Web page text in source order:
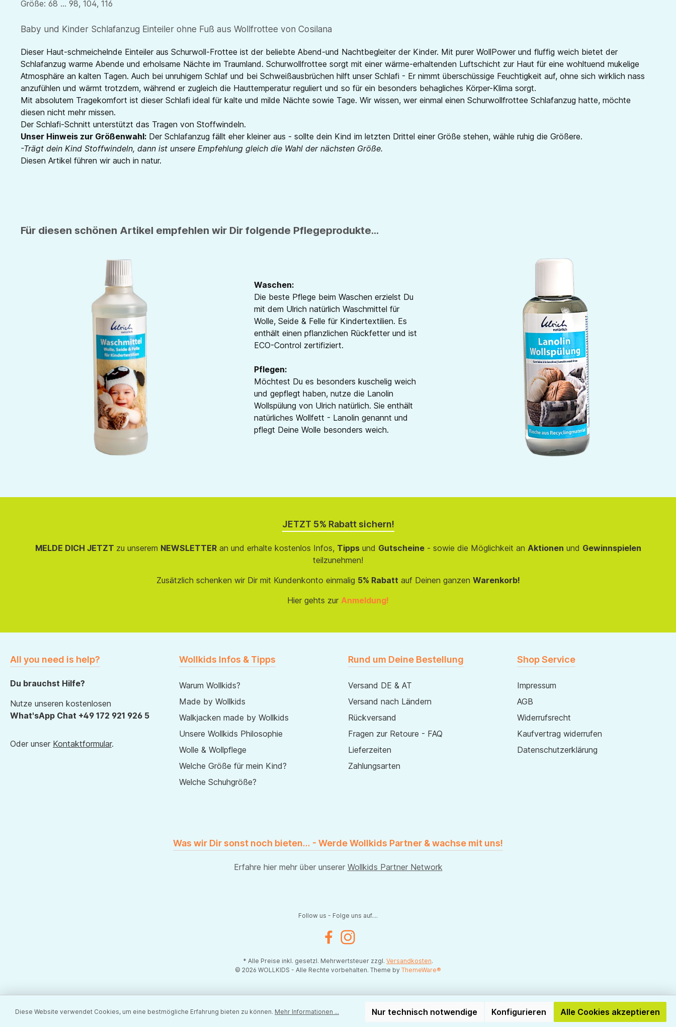
Größe: 68 ... 98, 104, 116
Baby und Kinder Schlafanzug Einteiler ohne Fuß aus Wollfrottee von Cosilana
Dieser Haut-schmeichelnde Einteiler aus Schurwoll-Frottee ist der beliebte Abend-und Nachtbegleiter der Kinder. Mit purer WollPower und fluffig weich bietet der
Schlafanzug warme Abende und erholsame Nächte im Traumland. Schurwollfrottee sorgt mit einer wärme-erhaltenden Luftschicht zur Haut für eine wohltuend mukelige
Atmosphäre an kalten Tagen. Auch bei unruhigem Schlaf und bei Schweißausbrüchen hilft unser Schlafi - Er nimmt überschüssige Feuchtigkeit auf, ohne sich wirklich nass
anzufühlen und wärmt trotzdem, während er zugleich die Hauttemperatur reguliert und so für ein besonders behagliches Körper-Klima sorgt.
Mit absolutem Tragekomfort ist dieser Schlafi ideal für kalte und milde Nächte sowie Tage. Wir wissen, wer einmal einen Schurwollfrottee Schlafanzug hatte, möchte
diesen nicht mehr missen.
Der Schlafi-Schnitt unterstützt das Tragen von Stoffwindeln.
Unser Hinweis zur Größenwahl: Der Schlafanzug fällt eher kleiner aus - sollte dein Kind im letzten Drittel einer Größe stehen, wähle ruhig die Größere.
-Trägt dein Kind Stoffwindeln, dann ist unsere Empfehlung gleich die Wahl der nächsten Größe.
Diesen Artikel führen wir auch in natur.
Für diesen schönen Artikel empfehlen wir Dir folgende Pflegeprodukte...
Waschen:
Die beste Pflege beim Waschen erzielst Du
mit dem Ulrich natürlich Waschmittel für
Wolle, Seide & Felle für Kindertextilien. Es
enthält einen pflanzlichen Rückfetter und ist
ECO-Control zertifiziert.
Pflegen:
Möchtest Du es besonders kuschelig weich
und gepflegt haben, nutze die Lanolin
Wollspülung von Ulrich natürlich. Sie enthält
natürliches Wollfett - Lanolin genannt und
pflegt Deine Wolle besonders weich.
JETZT 5% Rabatt sichern!
MELDE DICH JETZT zu unserem NEWSLETTERan und erhalte kostenlos Infos, Tippsund Gutscheine- sowie die Möglichkeit an Aktionen und Gewinnspielen
teilzunehmen!
Zusätzlich schenken wir Dir mit Kundenkonto einmalig 5% Rabatt auf Deinen ganzen Warenkorb!
Hier gehts zur Anmeldung!
All you need is help?
Du brauchst Hilfe?
Nutze unseren kostenlosen
What'sApp Chat +49 172 921 926 5
Oder unser Kontaktformular.
Wollkids Infos & Tipps
Warum Wollkids?
Made by Wollkids
Walkjacken made by Wollkids
Unsere Wollkids Philosophie
Wolle & Wollpflege
Welche Größe für mein Kind?
Welche Schuhgröße?
Rund um Deine Bestellung
Versand DE & AT
Versand nach Ländern
Rückversand
Fragen zur Retoure - FAQ
Lieferzeiten
Zahlungsarten
Shop Service
Impressum
AGB
Widerrufsrecht
Kaufvertrag widerrufen
Datenschutzerklärung
Was wir Dir sonst noch bieten... - Werde Wollkids Partner & wachse mit uns!
Erfahre hier mehr über unserer Wollkids Partner Network
Follow us - Folge uns auf....
FacebookInstagram
* Alle Preise inkl. gesetzl. Mehrwertsteuer zzgl. Versandkosten.
© 2026 WOLLKIDS - Alle Rechte vorbehalten. Theme by ThemeWare®
Diese Website verwendet Cookies, um eine bestmögliche Erfahrung bieten zu können. Mehr Informationen ... Nur technisch notwendige Konfigurieren Alle Cookies akzeptieren